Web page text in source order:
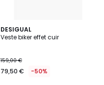
DESIGUAL
Veste biker effet cuir
159,00 €
79,50 € -50%